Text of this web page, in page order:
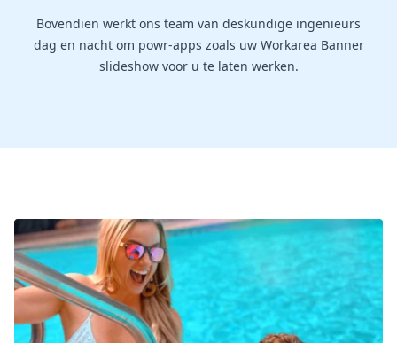
Bovendien werkt ons team van deskundige ingenieurs
dag en nacht om powr-apps zoals uw Workarea Banner
slideshow voor u te laten werken.